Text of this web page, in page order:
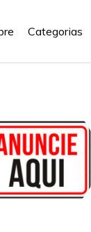
Categorias